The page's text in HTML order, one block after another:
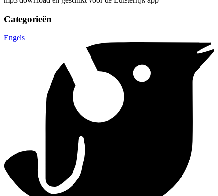
Categorieën
Engels